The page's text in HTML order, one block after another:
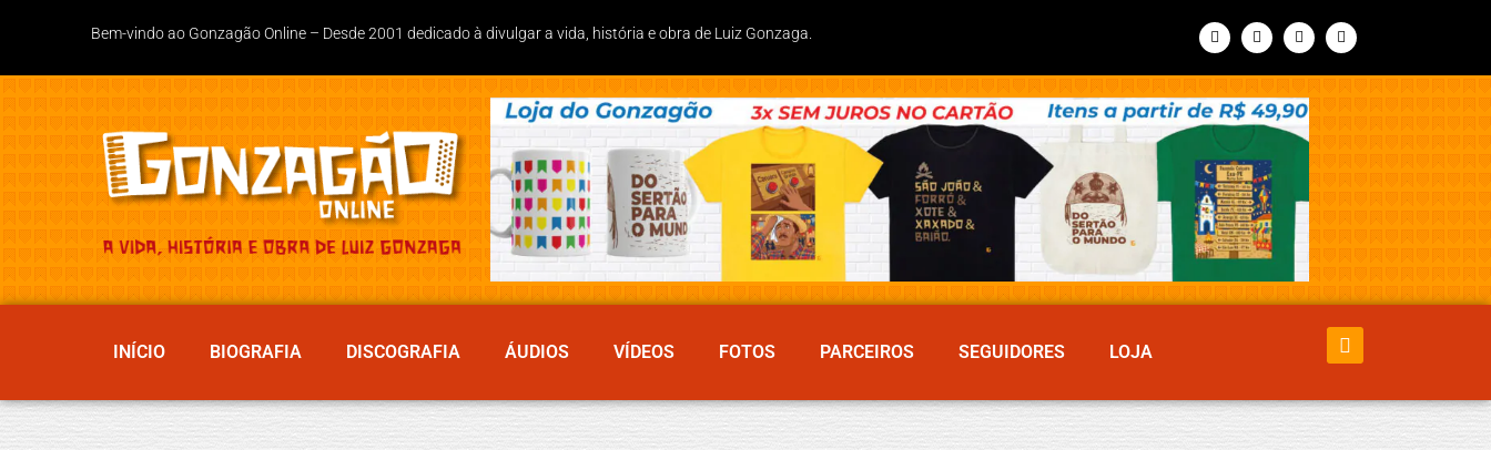
Bem-vindo ao Gonzagão Online – Desde 2001 dedicado à divulgar a vida, história e obra de Luiz Gonzaga.
INÍCIO BIOGRAFIA DISCOGRAFIA ÁUDIOS VÍDEOS FOTOS PARCEIROS SEGUIDORES LOJA